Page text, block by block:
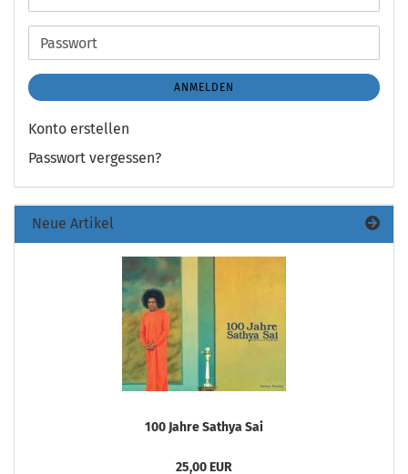
Mail-
Adresse
Passwort
ANMELDEN
Konto erstellen
Passwort vergessen?
Neue Artikel
100 Jahre Sathya Sai
25,00 EUR